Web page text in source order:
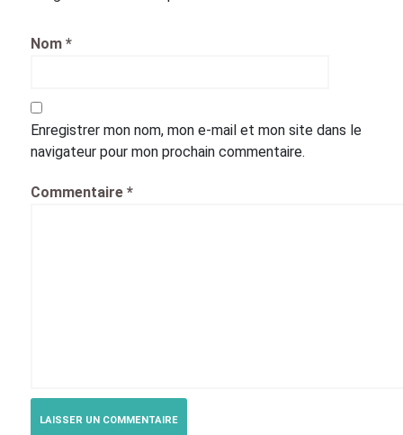
Nom *
Enregistrer mon nom, mon e-mail et mon site dans le
navigateur pour mon prochain commentaire.
Commentaire *